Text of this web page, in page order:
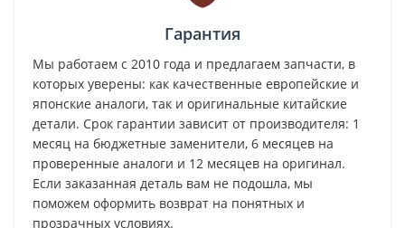
Гарантия
Мы работаем с 2010 года и предлагаем запчасти, в
которых уверены: как качественные европейские и
японские аналоги, так и оригинальные китайские
детали. Срок гарантии зависит от производителя: 1
месяц на бюджетные заменители, 6 месяцев на
проверенные аналоги и 12 месяцев на оригинал.
Если заказанная деталь вам не подошла, мы
поможем оформить возврат на понятных и
прозрачных условиях.